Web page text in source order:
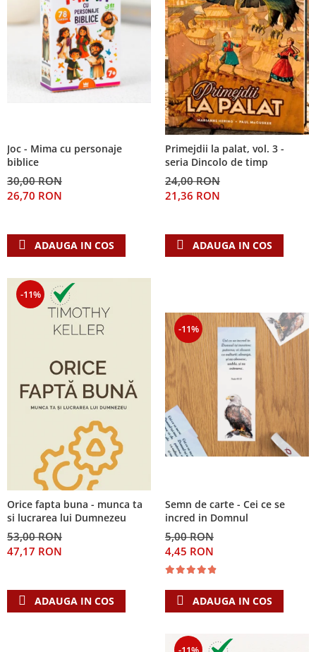
Joc - Mima cu personaje
biblice
30,00 RON
26,70 RON
ADAUGA IN COS
Primejdii la palat, vol. 3 -
seria Dincolo de timp
24,00 RON
21,36 RON
ADAUGA IN COS
-11%
Orice fapta buna - munca ta
si lucrarea lui Dumnezeu
53,00 RON
47,17 RON
ADAUGA IN COS
-11%
Semn de carte - Cei ce se
incred in Domnul
5,00 RON
4,45 RON
ADAUGA IN COS